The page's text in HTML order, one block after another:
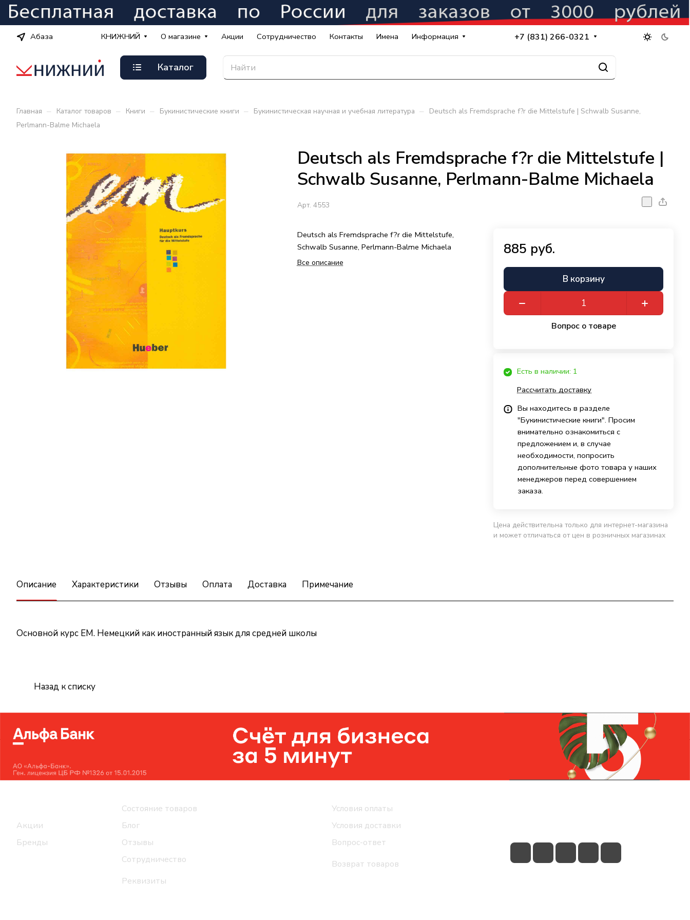
Абаза КНИЖНИЙ О магазине Акции Сотрудничество Контакты Имена Информация +7 (831) 266-0321
Каталог
Главная – Каталог товаров – Книги – Букинистические книги – Букинистическая научная и учебная литература –
Deutsch als Fremdsprache f?r die Mittelstufe | Schwalb Susanne,
Perlmann-Balme Michaela
Deutsch als Fremdsprache f?r die Mittelstufe |
Schwalb Susanne, Perlmann-Balme Michaela
Арт. 4553
Deutsch als Fremdsprache f?r die Mittelstufe,
Schwalb Susanne, Perlmann-Balme Michaela
Все описание
885 руб.
В корзину
Вопрос о товаре
Есть в наличии: 1
Рассчитать доставку
Вы находитесь в разделе
"Букинистические книги". Просим
внимательно ознакомиться с
предложением и, в случае
необходимости, попросить
дополнительные фото товара у наших
менеджеров перед совершением
заказа.
Цена действительна только для интернет-магазина
и может отличаться от цен в розничных магазинах
Описание Характеристики Отзывы Оплата Доставка Примечание
Основной курс EM. Немецкий как иностранный язык для средней школы
Назад к списку
Акции
Бренды
Состояние товаров
Блог
Отзывы
Сотрудничество
Реквизиты
Условия оплаты
Условия доставки
Вопрос-ответ
Возврат товаров